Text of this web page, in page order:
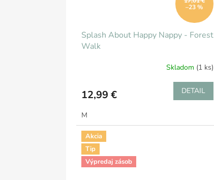
–23 %
Splash About Happy Nappy - Forest
Walk
Skladom (1 ks)
12,99 € DETAIL
M
Akcia
Tip
Výpredaj zásob